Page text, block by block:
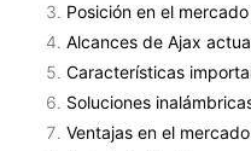
Posición en el
Alcances de Ajax
Características
Soluciones
Ventajas en el